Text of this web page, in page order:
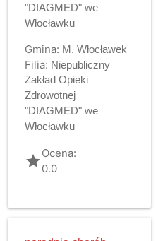
"DIAGMED" we
Włocławku
Gmina: M. Włocławek
Filia: Niepubliczny
Zakład Opieki
Zdrowotnej
"DIAGMED" we
Włocławku
gradeOcena:
0.0